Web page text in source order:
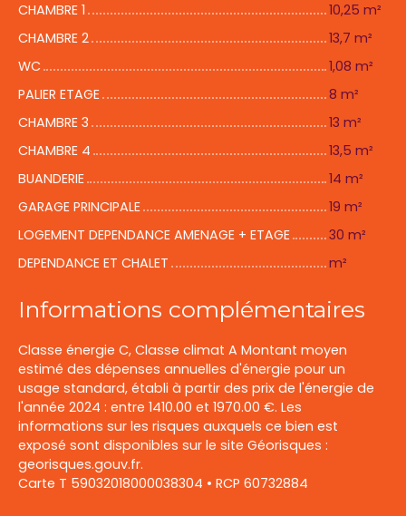
CHAMBRE 1
10,25 m²
CHAMBRE 2
13,7 m²
WC
1,08 m²
PALIER ETAGE
8 m²
CHAMBRE 3
13 m²
CHAMBRE 4
13,5 m²
BUANDERIE
14 m²
GARAGE PRINCIPALE
19 m²
LOGEMENT DEPENDANCE AMENAGE + ETAGE
30 m²
DEPENDANCE ET CHALET
m²
Informations complémentaires
Classe énergie C, Classe climat A Montant moyen
estimé des dépenses annuelles d'énergie pour un
usage standard, établi à partir des prix de l'énergie de
l'année 2024 : entre 1410.00 et 1970.00 €. Les
informations sur les risques auxquels ce bien est
exposé sont disponibles sur le site Géorisques :
georisques.gouv.fr.
Carte T 59032018000038304 • RCP 60732884